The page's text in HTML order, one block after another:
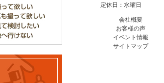
定休日：水曜日
会社概要
お客様の声
イベント情報
サイトマップ